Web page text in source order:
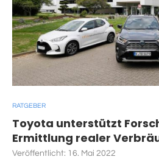
RATGEBER
Toyota unterstützt
Ermittlung realer
Veröffentlicht: 16. Mai 2022